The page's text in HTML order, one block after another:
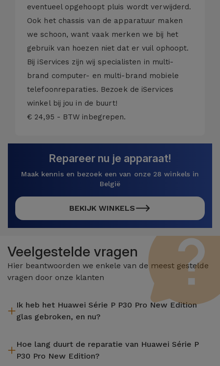
eventueel opgehoopt pluis wordt verwijderd.
Ook het chassis van de apparatuur maken
we schoon, want vaak merken we bij het
gebruik van hoezen niet dat er vuil ophoopt.
Bij iServices zijn wij specialisten in multi-
brand computer- en multi-brand mobiele
telefoonreparaties. Bezoek de iServices
winkel bij jou in de buurt!
€ 24,95 - BTW inbegrepen.
Repareer nu je apparaat!
Maak kennis en bezoek een van onze 28 winkels in
België
BEKIJK WINKELS
Veelgestelde vragen
Hier beantwoorden we enkele van de meest gestelde
vragen door onze klanten
Ik heb het Huawei Série P P30 Pro New Edition
glas gebroken, en nu?
garantie. Vind de dichtstbijzijnde winkel bij u in de buurt.
Hoe lang duurt de reparatie van Huawei Série P
P30 Pro New Edition?